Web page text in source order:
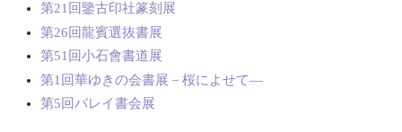
第21回鑒古印社篆刻展
第26回龍賓選抜書展
第51回小石會書道展
第1回華ゆきの会書展－桜によせて―
第5回バレイ書会展